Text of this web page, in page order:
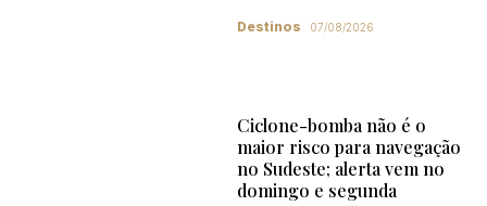
Destinos 07/08/2026
Ciclone-bomba não é o
maior risco para navegação
no Sudeste; alerta vem no
domingo e segunda